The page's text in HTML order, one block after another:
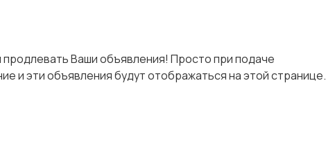
Ваши объявления! Просто при подаче
и эти объявления будут отображаться на этой странице.